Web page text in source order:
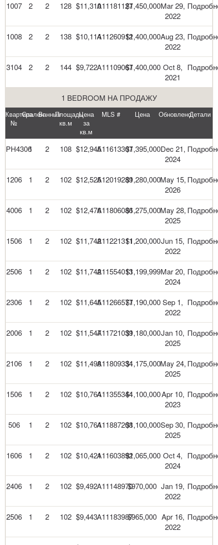
1007 2 2 128 $11,310A11181127$1,450,000Mar 29,
2022
1008 2 2 138 $10,114A11260912$1,400,000Aug 23,
2022
3104 2 2 144 $9,722A11109067$1,400,000 Oct 8,
2021
1 BEDROOM НА ПРОДАЖУ
Квартира
№
СпаленВанныхПлощадь
кв.м
Цена
за
кв.м
MLS # Цена ОбновленоДетали
PH4306
1 2 108 $12,945A11613307$1,395,000Dec 21,
2024
1206 1 2 102 $12,525A12019289$1,280,000May 15,
2026
4006 1 2 102 $12,476A11806086$1,275,000May 28,
2025
1506 1 2 102 $11,742A11221311$1,200,000Jun 15,
2022
2506 1 2 102 $11,742A11554013$1,199,999Mar 20,
2024
2306 1 2 102 $11,645A11266577$1,190,000 Sep 1,
2022
2006 1 2 102 $11,547A11721039$1,180,000Jan 10,
2025
2106 1 2 102 $11,498A11809334$1,175,000May 24,
2025
1506 1 2 102 $10,764A11355344$1,100,000Apr 10,
2023
506 1 2 102 $10,764A11887208$1,100,000Sep 30,
2025
1606 1 2 102 $10,421A11603892$1,065,000 Oct 4,
2024
2406 1 2 102 $9,492A11148970$970,000 Jan 19,
2022
2506 1 2 102 $9,443A11183987$965,000 Apr 16,
2022